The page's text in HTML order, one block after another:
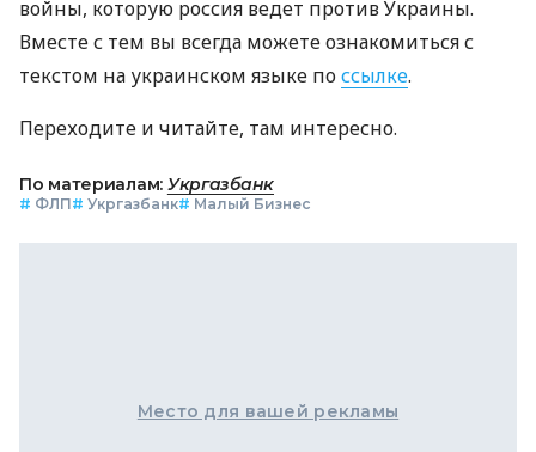
войны, которую россия ведет против Украины.
Вместе с тем вы всегда можете ознакомиться с
текстом на украинском языке поссылке.
Переходите и читайте, там интересно.
По материалам: Укргазбанк
# ФЛП# Укргазбанк# Малый Бизнес
Место для вашей рекламы